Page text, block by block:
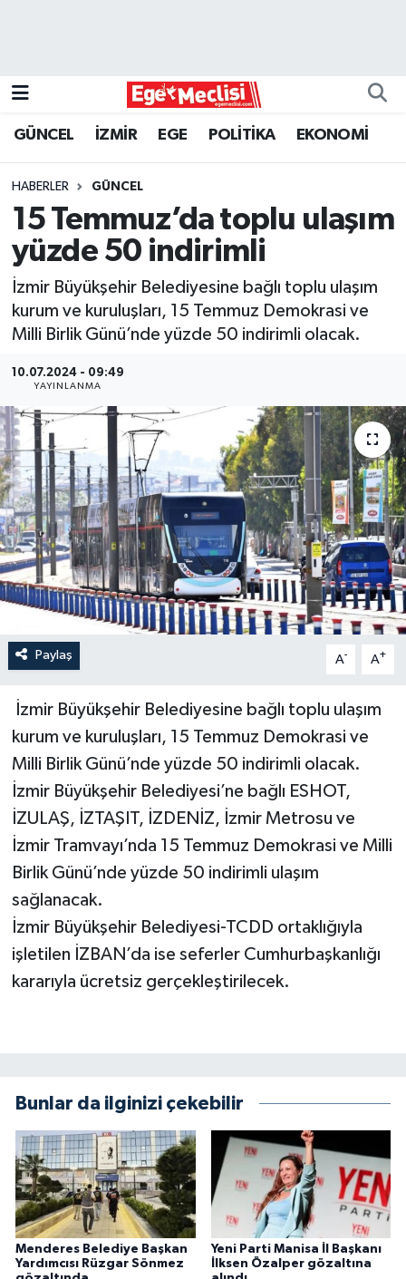
GÜNCEL İZMİR EGE POLİTİKA EKONOMİ
HABERLER GÜNCEL
15 Temmuz’da toplu ulaşım
yüzde 50 indirimli
İzmir Büyükşehir Belediyesine bağlı toplu ulaşım
kurum ve kuruluşları, 15 Temmuz Demokrasi ve
Milli Birlik Günü’nde yüzde 50 indirimli olacak.
10.07.2024 - 09:49
YAYINLANMA
Paylaş A- A+
İzmir Büyükşehir Belediyesine bağlı toplu ulaşım
kurum ve kuruluşları, 15 Temmuz Demokrasi ve
Milli Birlik Günü’nde yüzde 50 indirimli olacak.
İzmir Büyükşehir Belediyesi’ne bağlı ESHOT,
İZULAŞ, İZTAŞIT, İZDENİZ, İzmir Metrosu ve
İzmir Tramvayı’nda 15 Temmuz Demokrasi ve Milli
Birlik Günü’nde yüzde 50 indirimli ulaşım
sağlanacak.
İzmir Büyükşehir Belediyesi-TCDD ortaklığıyla
işletilen İZBAN’da ise seferler Cumhurbaşkanlığı
kararıyla ücretsiz gerçekleştirilecek.
Bunlar da ilginizi çekebilir
Menderes Belediye Başkan
Yardımcısı Rüzgar Sönmez
Yeni Parti Manisa İl Başkanı
İlksen Özalper gözaltına
GÜNCEL
İZMİR
ÖZEL HABER
POLİTİKA
SPOR
YAŞAM